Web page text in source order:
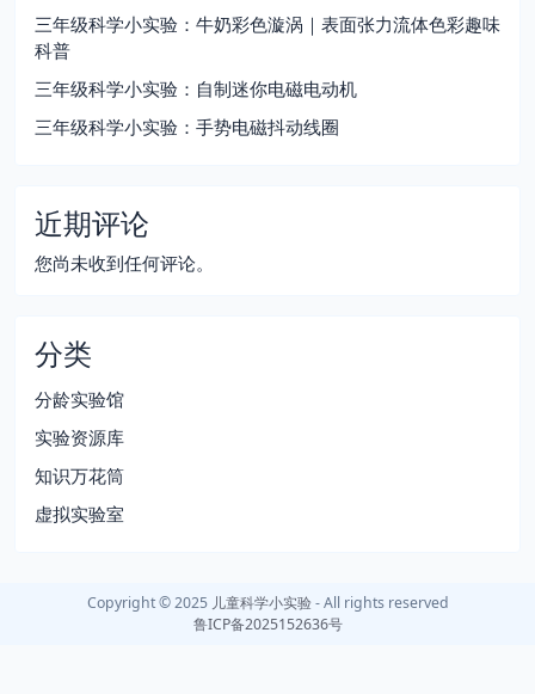
三年级科学小实验：牛奶彩色漩涡｜表面张力流体色彩趣味
科普
三年级科学小实验：自制迷你电磁电动机
三年级科学小实验：手势电磁抖动线圈
近期评论
您尚未收到任何评论。
分类
分龄实验馆
实验资源库
知识万花筒
虚拟实验室
Copyright © 2025 儿童科学小实验- All rights reserved
鲁ICP备2025152636号